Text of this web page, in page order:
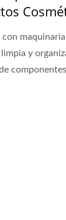
con
y